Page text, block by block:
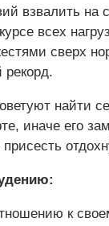
взвалить на
всех
сверх
рекорд.
найти
иначе его
к